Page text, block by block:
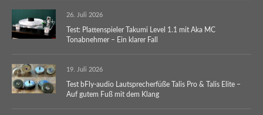
26. Juli 2026
Test: Plattenspieler Takumi Level 1.1 mit Aka MC
Tonabnehmer – Ein klarer Fall
19. Juli 2026
Test bFly-audio Lautsprecherfüße Talis Pro & Talis Elite –
Auf gutem Fuß mit dem Klang